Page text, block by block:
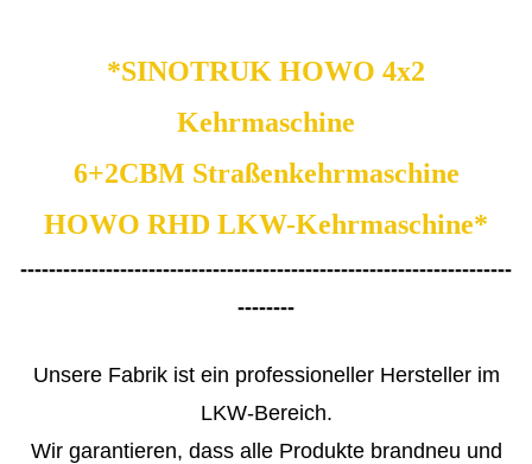
*SINOTRUK HOWO 4x2
Kehrmaschine
6+2CBM Straßenkehrmaschine
HOWO RHD LKW-Kehrmaschine*
---------------------------------------------------------------------
--------
Unsere Fabrik ist ein professioneller Hersteller im
LKW-Bereich.
Wir garantieren, dass alle Produkte brandneu und